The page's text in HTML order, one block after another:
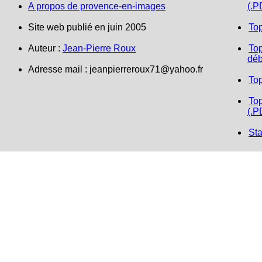
A propos de provence-en-images
Site web publié en juin 2005
Auteur : Jean-Pierre Roux
Adresse mail : jeanpierreroux71@yahoo.fr